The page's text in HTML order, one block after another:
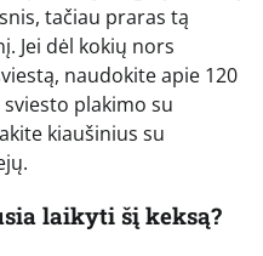
tačiau praras tą
Jei dėl kokių nors
naudokite apie 120
plakimo su
kiaušinius su
laikyti šį keksą?